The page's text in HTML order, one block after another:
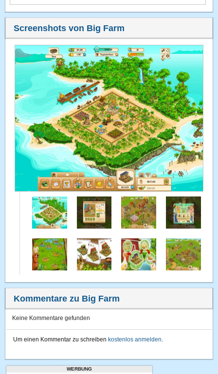
Screenshots von Big Farm
Kommentare zu Big Farm
Keine Kommentare gefunden
Um einen Kommentar zu schreiben kostenlos anmelden.
WERBUNG